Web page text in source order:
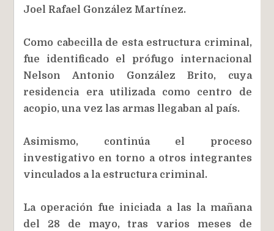
Joel Rafael González Martínez.
Como cabecilla de esta estructura criminal,
fue identificado el prófugo internacional
Nelson Antonio González Brito, cuya
residencia era utilizada como centro de
acopio, una vez las armas llegaban al país.
Asimismo, continúa el proceso
investigativo en torno a otros integrantes
vinculados a la estructura criminal.
La operación fue iniciada a las la mañana
del 28 de mayo, tras varios meses de